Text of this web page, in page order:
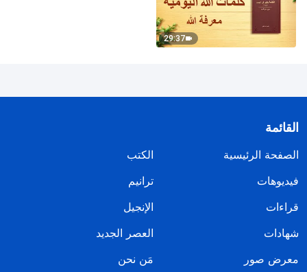
29:37
القائمة
الصفحة الرئيسية
الكتب
فيديوهات
ترانيم
قراءات
الإنجيل
شهادات
العصر الجديد
معرض صور
مَن نحن